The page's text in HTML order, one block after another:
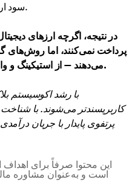
روی سپرده‌های XRP سود ارائه می‌دهند.
در نتیجه، اگرچه ارزهای
پرداخت نمی‌کنند، اما روش‌های
می‌دهند — از استیکینگ و وام‌دهی گرفته تا فارمینگ و ماینینگ.
با رشد اکوسیستم
کاربرپسندتر می‌شوند. با
پرتفوی پایدار با جریان
این محتوا صرفاً برای
است و به‌عنوان مشاوره